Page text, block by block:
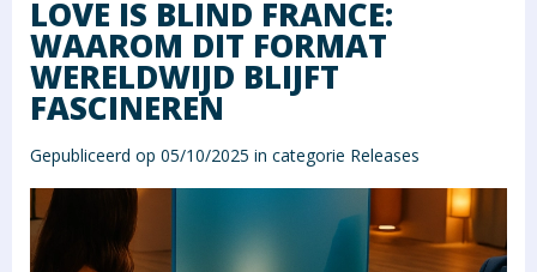
LOVE IS BLIND FRANCE:
WAAROM DIT FORMAT
WERELDWIJD BLIJFT
FASCINEREN
Gepubliceerd op 05/10/2025 in categorie Releases